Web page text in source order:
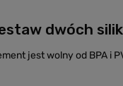
dwóch
jest wolny od BPA i